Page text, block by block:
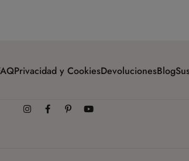
Privacidad y CookiesDevolucionesBlog